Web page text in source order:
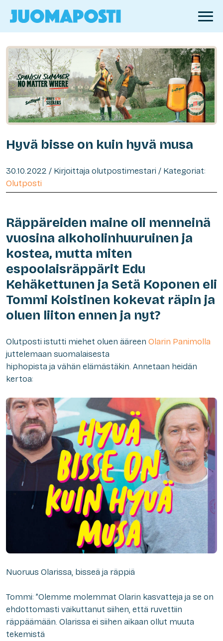
Hyvä bisse on kuin hyvä musa
30.10.2022 / Kirjoittaja olutpostimestari / Kategoriat:
Olutposti
Räppäreiden maine oli menneinä
vuosina alkoholinhuuruinen ja
kostea, mutta miten
espoolaisräppärit Edu
Kehäkettunen ja Setä Koponen eli
Tommi Koistinen kokevat räpin ja
oluen liiton ennen ja nyt?
Olutposti istutti miehet oluen ääreen Olarin Panimolla
juttelemaan suomalaisesta
hiphopista ja vähän elämästäkin. Annetaan heidän
kertoa:
Nuoruus Olarissa, bisseä ja räppiä
Tommi: ”Olemme molemmat Olarin kasvatteja ja se on
ehdottomasti vaikuttanut siihen, että ruvettiin
räppäämään. Olarissa ei siihen aikaan ollut muuta
tekemistä